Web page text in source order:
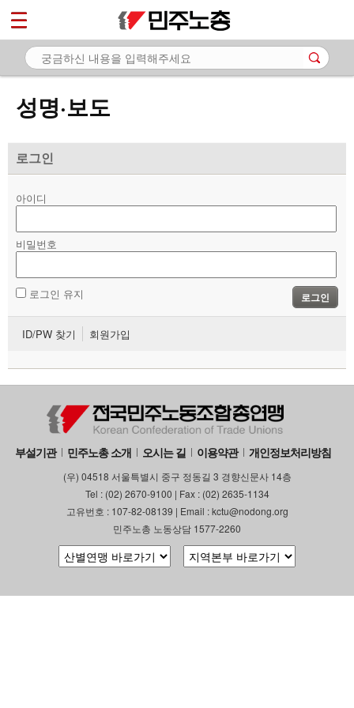
성명·보도
로그인
아이디
비밀번호
로그인 유지 로그인
ID/PW 찾기 회원가입
부설기관 민주노총 소개 오시는 길 이용약관 개인정보처리방침
(우) 04518 서울특별시 중구 정동길 3 경향신문사 14층
Tel : (02) 2670-9100 | Fax : (02) 2635-1134
고유번호 : 107-82-08139 | Email : kctu@nodong.org
민주노총 노동상담 1577-2260
마이페이지
소개
- 공지사항
- 성명·보도
자료
부설기관
업무